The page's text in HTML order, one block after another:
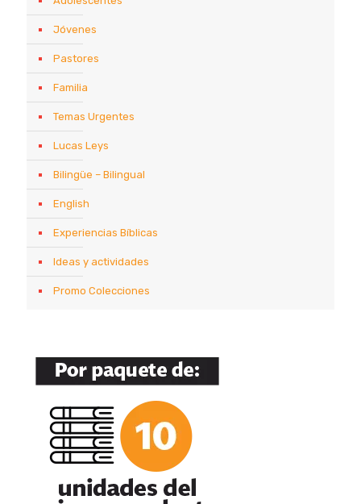
Jóvenes
Pastores
Familia
Temas Urgentes
Lucas Leys
Bilingüe – Bilingual
English
Experiencias Bíblicas
Ideas y actividades
Promo Colecciones